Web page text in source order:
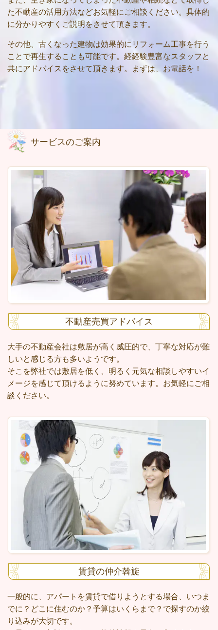
た不動産の活用方法などお気軽にご相談ください。具体的
に分かりやすくご説明をさせて頂きます。
その他、古くなった建物は効果的にリフォーム工事を行う
ことで再生することも可能です。経経験豊富なスタッフと
共にアドバイスをさせて頂きます。まずは、お電話を！
サービスのご案内
不動産売買アドバイス
大手の不動産会社は敷居が高く威圧的で、丁寧な対応が難
しいと感じる方も多いようです。
そこを弊社では敷居を低く、明るく元気な相談しやすいイ
メージを感じて頂けるように努めています。お気軽にご相
談ください。
賃貸の仲介斡旋
一般的に、アパートを賃貸で借りようとする場合、いつま
でに？どこに住むのか？予算はいくらまで？で探すのか絞
り込みが大切です。